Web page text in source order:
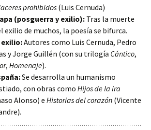
prohibidos(Luis Cernuda)
(posguerra y exilio):Tras la muerte
exilio de muchos, la poesía se bifurca.
exilio:Autores como Luis Cernuda, Pedro
y Jorge Guillén (con su trilogía Cántico,
, Homenaje).
Se desarrolla un humanismo
con obras como Hijos de la ira
Alonso) eHistorias del corazón (Vicente